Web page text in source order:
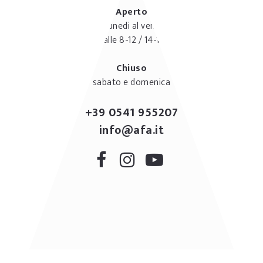
Aperto
dal lunedi al venerdì
dalle 8-12 / 14-18
Chiuso
sabato e domenica
+39 0541 955207
info@afa.it